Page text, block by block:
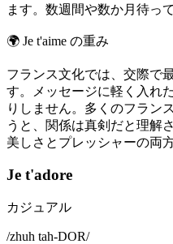
ます。数週間や数か月待っ
🌍 Je t'aime の重み
フランス文化では、交際で
す。メッセージに軽く入れ
りしません。多くのフラン
うと、関係は真剣だと理解
美しさとプレッシャーの両
Je t'adore
カジュアル
/zhuh tah-DOR/